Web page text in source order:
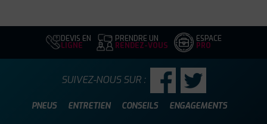
DEVIS EN
LIGNE
PRENDRE UN
RENDEZ-VOUS
ESPACE
PRO
PNEUS ENTRETIEN CONSEILS ENGAGEMENTS
SUIVEZ-NOUS SUR :